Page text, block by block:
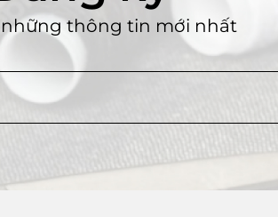
thông tin mới nhất